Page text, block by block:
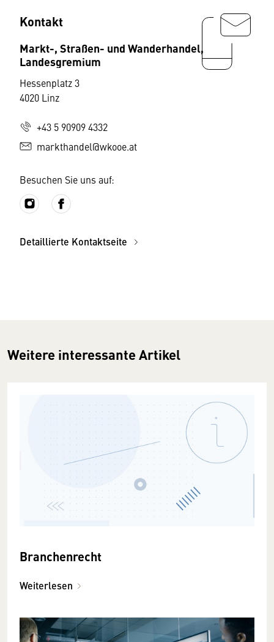
Kontakt
Markt-, Straßen- und Wanderhandel,
Landesgremium
Hessenplatz 3
4020 Linz
+43 5 90909 4332
markthandel@wkooe.at
Besuchen Sie uns auf:
Detaillierte Kontaktseite
Weitere interessante Artikel
Branchenrecht
Weiterlesen